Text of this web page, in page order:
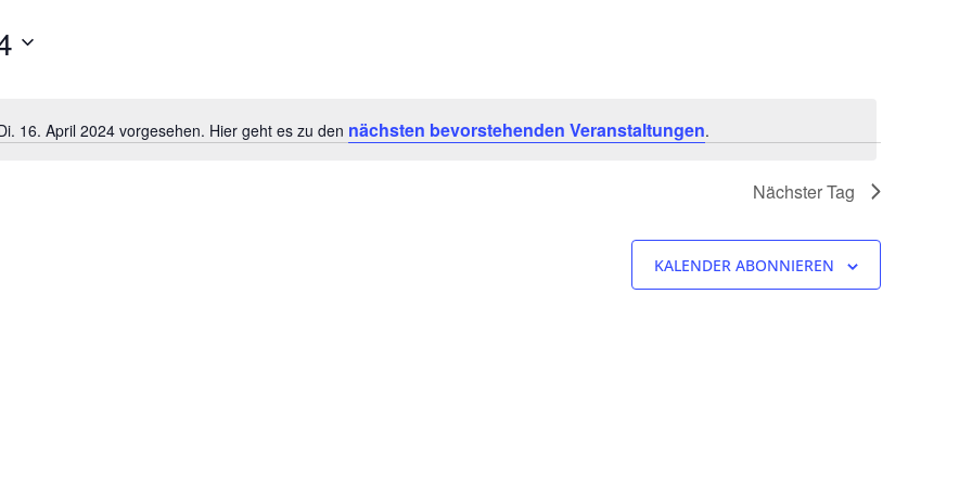
Hinweis
16. April 2024 vorgesehen. Hier geht es zu den nächsten bevorstehenden Veranstaltungen.
Nächster Tag
KALENDER ABONNIEREN